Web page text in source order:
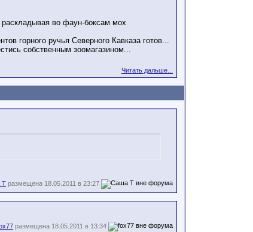
раскладывая во фаун-боксам мох
горного ручья Северного Кавказа готов...
собственным зоомагазином...
Читать дальше...
Т размещена 18.05.2011 в 23:27
размещена 18.05.2011 в 13:34